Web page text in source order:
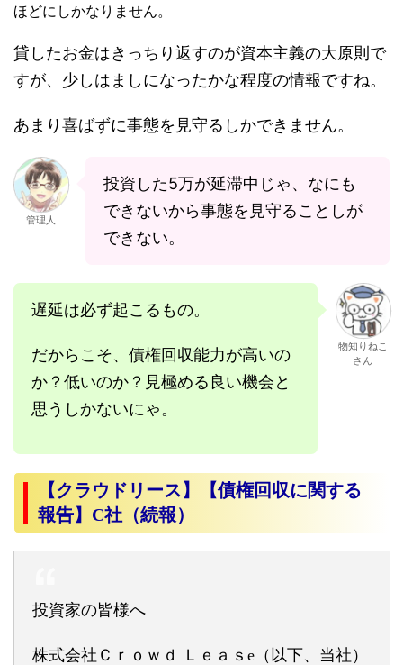
ほどにしかなりません。
貸したお金はきっちり返すのが資本主義の大原則で
すが、少しはましになったかな程度の情報ですね。
あまり喜ばずに事態を見守るしかできません。
管理人
投資した5万が延滞中じゃ、なにも
できないから事態を見守ることしが
できない。
遅延は必ず起こるもの。
だからこそ、債権回収能力が高いの
か？低いのか？見極める良い機会と
思うしかないにゃ。
物知りねこ
さん
【クラウドリース】【債権回収に関する
報告】C社（続報）
投資家の皆様へ
株式会社Ｃｒｏｗｄ Ｌｅａｓe（以下、当社）